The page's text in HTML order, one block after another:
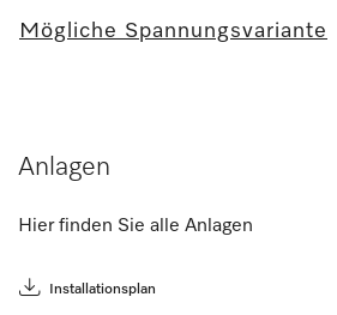
Mögliche Spannungsvariante
Anlagen
Hier finden Sie alle Anlagen
Installationsplan